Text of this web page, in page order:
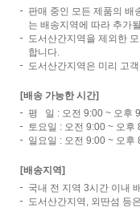
판매 중인 모든 제품의 배
는 배송지역에 따라 추가
도서산간지역을 제외한
합니다.
도서산간지역은 미리 고
[배송 가능한 시간]
평 일 : 오전 9:00 ~ 오후
토요일 : 오전 9:00 ~ 오후
일요일 : 오전 9:00 ~ 오후
[배송지역]
국내 전 지역 3시간 이내
도서산간지역, 외딴섬 등